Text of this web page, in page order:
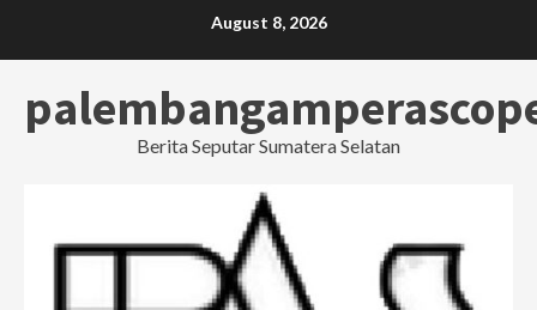
August 8, 2026
Berita Seputar Sumatera Selatan